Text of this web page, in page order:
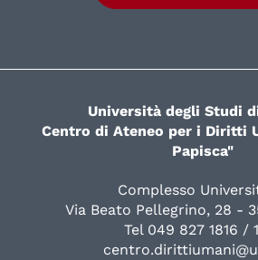
Università degli Studi
Centro di Ateneo per i Diritti
Papisca"
Complesso
Via Beato Pellegrino, 28 -
Tel 049 827 1816 /